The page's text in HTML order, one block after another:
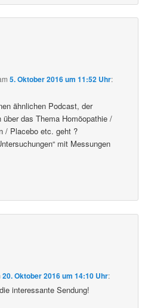
5. Oktober 2016 um 11:52 Uhr:
ähnlichen Podcast, der
über das Thema Homöopathie /
/ Placebo etc. geht ?
mit Messungen
20. Oktober 2016 um 14:10 Uhr:
interessante Sendung!